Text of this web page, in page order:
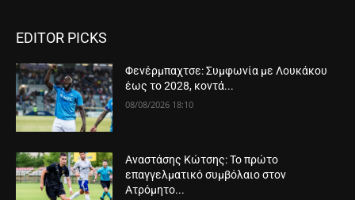
EDITOR PICKS
Φενέρμπαχτσε: Συμφωνία με Λουκάκου
έως το 2028, κοντά...
08/08/2026 18:10
Αναστάσης Κώτσης: Το πρώτο
επαγγελματικό συμβόλαιο στον
Ατρόμητο...